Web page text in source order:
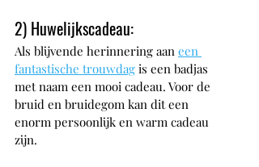
2) Huwelijkscadeau:
Als blijvende herinnering aan een
fantastische trouwdag is een badjas
met naam een mooi cadeau. Voor de
bruid en bruidegom kan dit een
enorm persoonlijk en warm cadeau
zijn.